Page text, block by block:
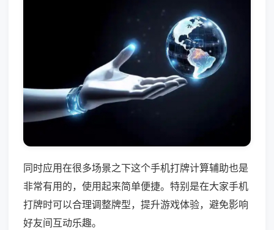
同时应用在很多场景之下这个手机打牌计算辅助也是
非常有用的，使用起来简单便捷。特别是在大家手机
打牌时可以合理调整牌型，提升游戏体验，避免影响
好友间互动乐趣。